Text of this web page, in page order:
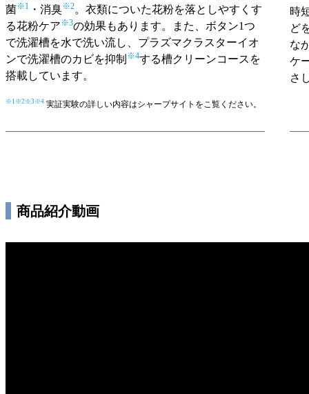
菌※1 ・消臭※2。衣類についた花粉を落としやすくす
る花粉ケア※3の効果もあります。また、ボタン1つ
で洗濯槽を水で洗い流し、プラズマクラスターイオ
ンで洗濯槽のカビを抑制 ※4する槽クリーンコースを
搭載しています。
※1 ※2 ※3 ※4 実証実験の詳しい内容はシャープサイトをこ覧ください。
時
ど
な
ケ
さ
商品紹介動画